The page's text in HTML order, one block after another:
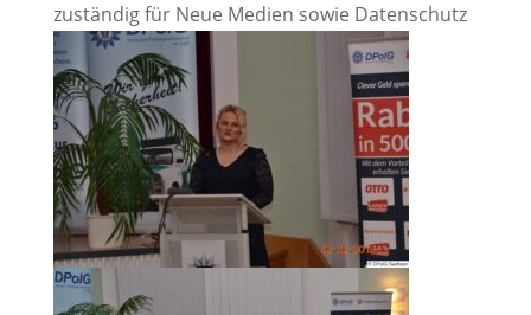
zuständig für Neue Medien sowie Datenschutz